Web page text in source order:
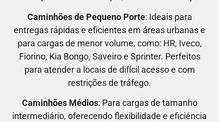
Caminhões de Pequeno Porte: Ideais para
entregas rápidas e eficientes em áreas urbanas e
para cargas de menor volume, como: HR, Iveco,
Fiorino, Kia Bongo, Saveiro e Sprinter. Perfeitos
para atender a locais de difícil acesso e com
restrições de tráfego.
Caminhões Médios: Para cargas de tamanho
intermediário, oferecendo flexibilidade e eficiência